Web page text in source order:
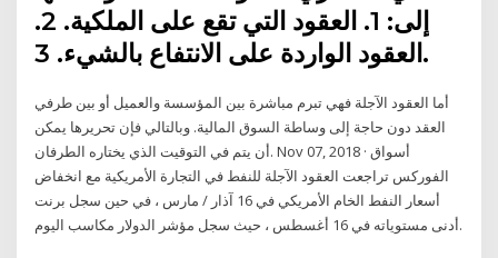
إلى: 1. العقود التي تقع على الملكية. 2.
العقود الواردة على الانتفاع بالشيء. 3.
أما العقود الآجلة فهي تبرم مباشرة بين المؤسسة والعميل أو بين طرفي
العقد دون حاجة إلى وساطة السوق المالية. وبالتالي فإن تحريرها يمكن
أن يتم في التوقيت الذي يختاره الطرفان. Nov 07, 2018 · أسواق
الفوركس تراجعت العقود الآجلة للنفط في التجارة الأمريكية مع انخفاض
أسعار النفط الخام الأمريكي في 16 آذار / مارس ، في حين سجل برنت
أدنى مستوياته في 16 أغسطس ، حيث سجل مؤشر الدولار مكاسب اليوم.